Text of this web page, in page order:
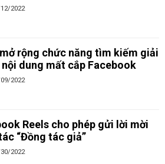
2022
rộng chức năng tìm kiếm giải
dung mất cắp Facebook
2022
Reels cho phép gửi lời mời
“Đồng tác giả”
2022